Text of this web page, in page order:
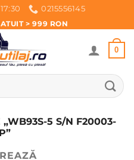
0215556145
> 999 RON
0
„WB93S-5 S/N F20003-